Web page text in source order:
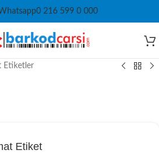
0 216 599 0 000
Etiketler
Etiket